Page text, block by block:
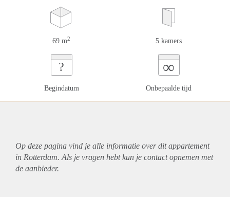
69 m2 5 kamers
?
Begindatum
∞
Onbepaalde tijd
Op deze pagina vind je alle informatie over ditappartement
in Rotterdam. Als je vragen hebt kun je contact opnemen met
de aanbieder.